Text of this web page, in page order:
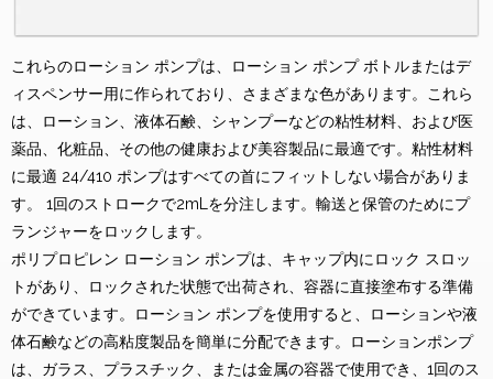
これらのローション ポンプは、ローション ポンプ ボトルまたはデ
ィスペンサー用に作られており、さまざまな色があります。これら
は、ローション、液体石鹸、シャンプーなどの粘性材料、および医
薬品、化粧品、その他の健康および美容製品に最適です。粘性材料
に最適 24/410 ポンプはすべての首にフィットしない場合がありま
す。 1回のストロークで2mLを分注します。輸送と保管のためにプ
ランジャーをロックします。
ポリプロピレン ローション ポンプは、キャップ内にロック スロッ
トがあり、ロックされた状態で出荷され、容器に直接塗布する準備
ができています。ローション ポンプを使用すると、ローションや液
体石鹸などの高粘度製品を簡単に分配できます。ローションポンプ
は、ガラス、プラスチック、または金属の容器で使用でき、1回のス